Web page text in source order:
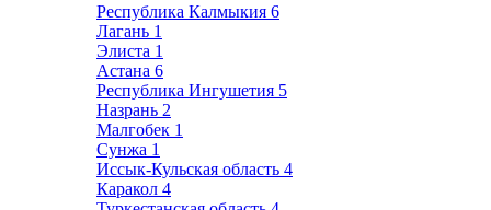
Республика Калмыкия 6
Лагань 1
Элиста 1
Астана 6
Республика Ингушетия 5
Назрань 2
Малгобек 1
Сунжа 1
Иссык-Кульская область 4
Каракол 4